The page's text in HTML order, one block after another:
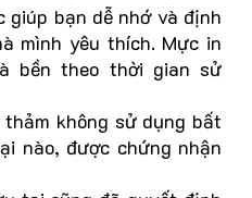
giúp bạn dễ nhớ và định
mình yêu thích. Mực in
bền theo thời gian sử
không sử dụng bất
nào, được chứng nhận